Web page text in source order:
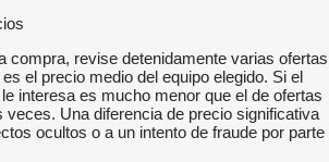
compra, revise detenidamente varias ofertas
el precio medio del equipo elegido. Si el
interesa es mucho menor que el de ofertas
veces. Una diferencia de precio significativa
ocultos o a un intento de fraude por parte